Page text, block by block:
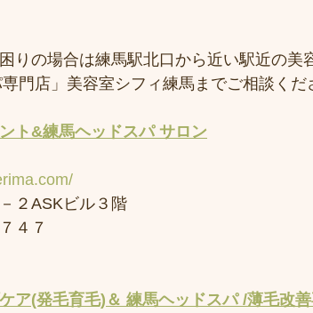
りの場合は練馬駅北口から近い駅近の美
門店」美容室シフィ練馬までご相談くだ
ト&練馬ヘッドスパ サロン
２ASKビル３階
４７
ア(発毛育毛)＆ 練馬ヘッドスパ /薄毛改善